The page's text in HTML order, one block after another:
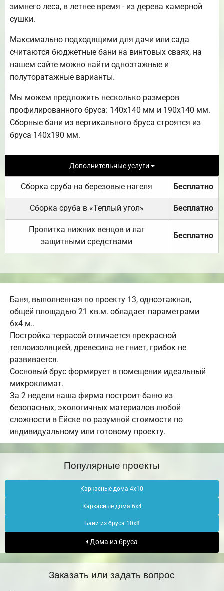
зимнего леса, в летнее время - из дерева камерной
сушки.
Максимально подходящими для дачи или сада
считаются бюджетные бани на винтовых сваях, на
нашем сайте можно найти одноэтажные и
полуторатажные варианты.
Мы можем предложить несколько размеров
профилированного бруса: 140х140 мм и 190х140 мм.
Сборные бани из вертикального бруса строятся из
бруса 140х190 мм.
Дополнительные услуги
Сборка сруба на березовые нагеля Бесплатно
Сборка сруба в «Теплый угол» Бесплатно
Пропитка нижних венцов и лаг
защитными средствами
Бесплатно
Баня, выполненная по проекту 13, одноэтажная,
общей площадью 21 кв.м. обладает параметрами
6х4 м..
Постройка террасой отличается прекрасной
теплоизоляцией, древесина не гниет, грибок не
развивается.
Сосновый брус формирует в помещении идеальный
микроклимат.
За 2 недели наша фирма построит баню из
безопасных, экологичных материалов любой
сложности в Ейске по разумной стоимости по
индивидуальному или готовому проекту.
Популярные проекты
Каркасные дома 4х10
Каркасные дома 6х4
Бани из бруса 10х8
Дома из бруса
Заказать или задать вопрос